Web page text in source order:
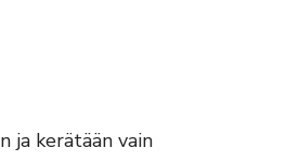
ja kerätään vain